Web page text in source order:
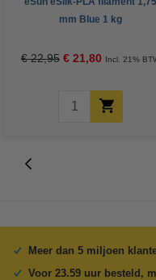
mm Blue 1 kg
€ 22,95 € 21,80 Incl. 21%
Meer dan 5 miljoen
Voor 23.59 uur besteld,